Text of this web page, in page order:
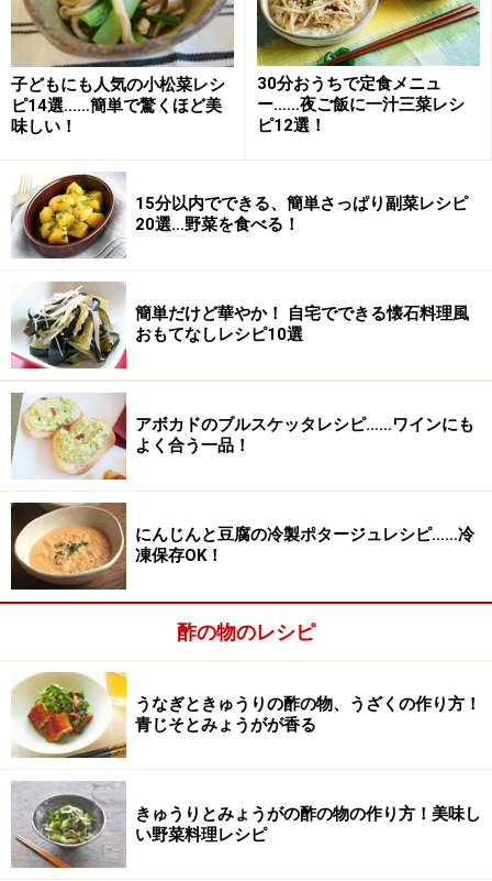
みりん 小さじ1
薄口醤油 小さじ1/2
旬なので、生のものを使っても美味しいです。
めかぶとおろしの梅肉ソースの作り方・手
順
■めかぶとおろしの梅肉ソースの作り方
1
梅肉ソースを作る
梅干しは種をとって刻み、包丁でよく叩きます。みり
ん、薄口醤油と混ぜ合わせて、ソースにします。
時間があるときは、裏ごしをするとなめらかになりま
す。
子どもにも人気の小松菜レシ
ピ14選……簡単で驚くほど美
味しい！
30分おうちで定食メニュ
ー……夜ご飯に一汁三菜レシ
ピ12選！
15分以内でできる、簡単さっぱり副菜レシピ
20選…野菜を食べる！
簡単だけど華やか！ 自宅でできる懐石料理風
おもてなしレシピ10選
アボカドのブルスケッタレシピ……ワインにも
よく合う一品！
にんじんと豆腐の冷製ポタージュレシピ……冷
凍保存OK！
酢の物のレシピ
うなぎときゅうりの酢の物、うざくの作り方！
青じそとみょうがが香る
きゅうりとみょうがの酢の物の作り方！美味し
い野菜料理レシピ